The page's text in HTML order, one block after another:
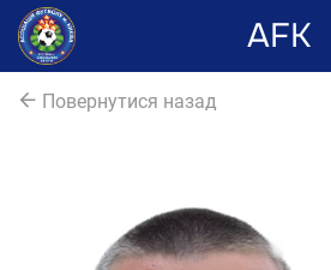
AFK
Повернутися назад